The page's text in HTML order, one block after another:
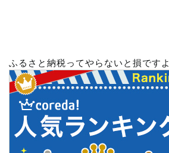
ふるさと納税ってやらないと損ですよ